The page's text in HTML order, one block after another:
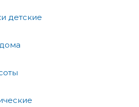
детские